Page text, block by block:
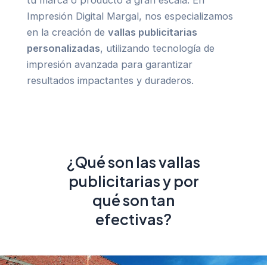
Impresión Digital Margal, nos especializamos
en la creación de vallas publicitarias
personalizadas, utilizando tecnología de
impresión avanzada para garantizar
resultados impactantes y duraderos.
¿Qué son las vallas
publicitarias y por
qué son tan
efectivas?